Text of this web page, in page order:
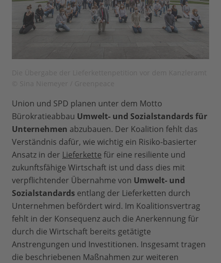
Union und SPD planen unter dem Motto
Bürokratieabbau Umwelt- und Sozialstandards für
Unternehmen abzubauen. Der Koalition fehlt das
Verständnis dafür, wie wichtig ein Risiko-basierter
Ansatz in der Lieferkette für eine resiliente und
zukunftsfähige Wirtschaft ist und dass dies mit
verpflichtender Übernahme von Umwelt- und
Sozialstandards entlang der Lieferketten durch
Unternehmen befördert wird. Im Koalitionsvertrag
fehlt in der Konsequenz auch die Anerkennung für
durch die Wirtschaft bereits getätigte
Anstrengungen und Investitionen. Insgesamt tragen
die beschriebenen Maßnahmen zur weiteren